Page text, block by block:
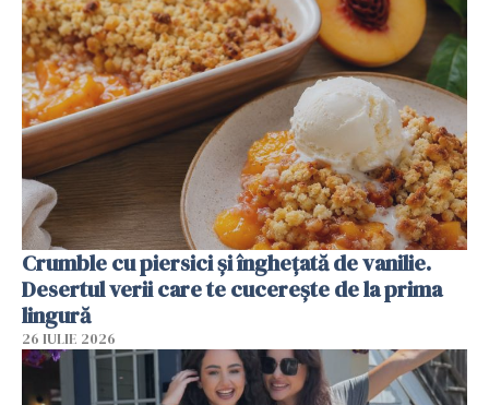
Crumble cu piersici și înghețată de vanilie.
Desertul verii care te cucerește de la prima
lingură
26 IULIE 2026